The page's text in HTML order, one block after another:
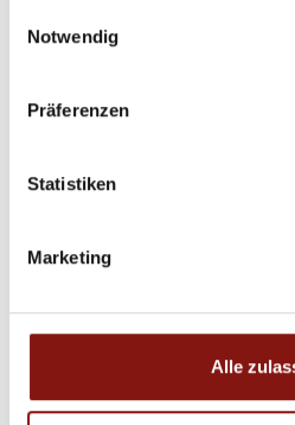
Notwendig
Präferenzen
Statistiken
Marketing
Alle
1.400,- €
Hutthurm
237,50 m²